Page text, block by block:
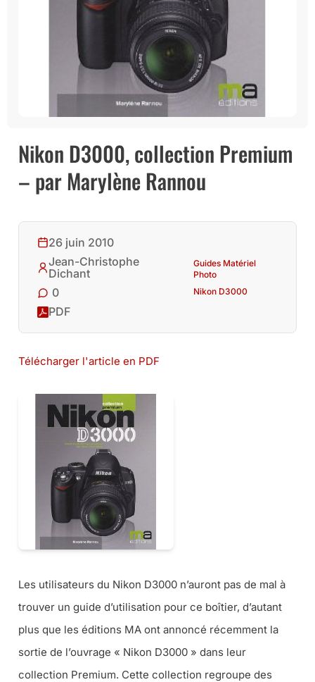
Nikon D3000, collection Premium
– par Marylène Rannou
26 juin 2010
Jean-Christophe
Dichant
0
PDF
Guides Matériel
Photo
Nikon D3000
Télécharger l'article en PDF
Les utilisateurs du Nikon D3000 n’auront pas de mal à
trouver un guide d’utilisation pour ce boîtier, d’autant
plus que les éditions MA ont annoncé récemment la
sortie de l’ouvrage « Nikon D3000 » dans leur
collection Premium. Cette collection regroupe des